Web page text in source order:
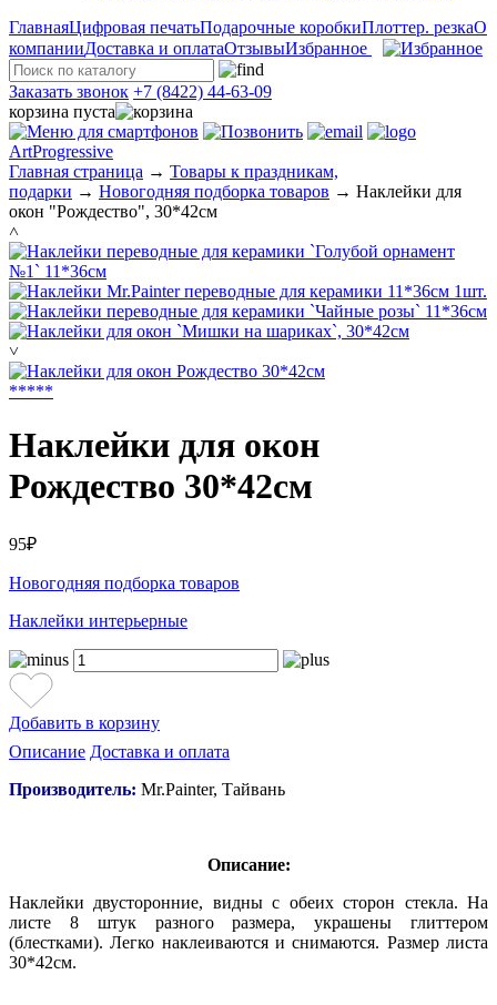
ГлавнаяЦифровая печатьПодарочные коробкиПлоттер. резкаО
компанииДоставка и оплатаОтзывыИзбранное
Заказать звонок +7 (8422) 44-63-09
корзина пуста
ArtProgressive
Главная страница → Товары к праздникам,
подарки → Новогодняя подборка товаров → Наклейки для
окон "Рождество", 30*42см
˄
˅
*****
Наклейки для окон
Рождество 30*42см
95₽
Новогодняя подборка товаров
Наклейки интерьерные
Добавить в корзину
Описание Доставка и оплата
Производитель: Mr.Painter, Тайвань
Описание:
Наклейки двусторонние, видны с обеих сторон стекла. На
листе 8 штук разного размера, украшены глиттером
(блестками). Легко наклеиваются и снимаются. Размер листа
30*42см.